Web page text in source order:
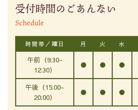
受付時間のごあんない
Schedule
時間帯／曜日 月 火 水
午前（9:30-
12:30）
● ● ●
午後（15:00-
20:00）
● ● ●